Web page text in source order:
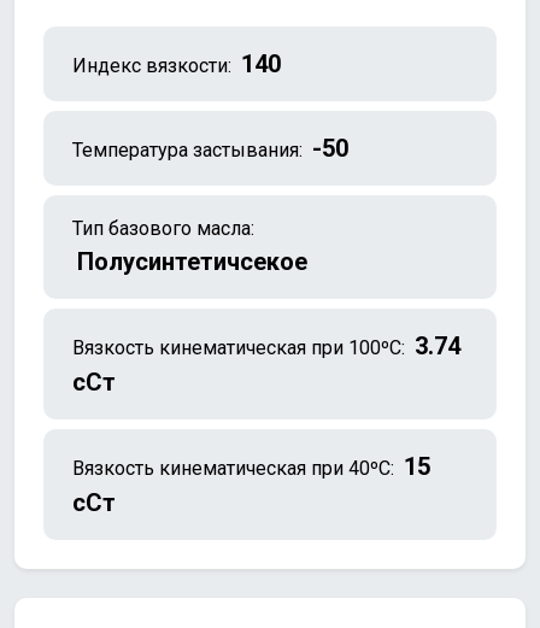
Индекс вязкости: 140
Температура застывания: -50
Тип базового масла:
Полусинтетичсекое
Вязкость кинематическая при 100ºC: 3.74
сСт
Вязкость кинематическая при 40ºC: 15
сСт